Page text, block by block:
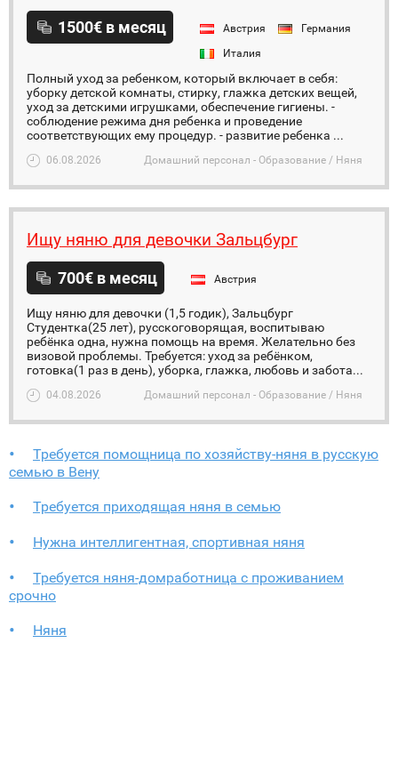
1500€ в месяц Австрия
Германия
Италия
Полный уход за ребенком, который включает в себя:
уборку детской комнаты, стирку, глажка детских вещей,
уход за детскими игрушками, обеспечение гигиены. -
соблюдение режима дня ребенка и проведение
соответствующих ему процедур. - развитие ребенка ...
06.08.2026 Домашний персонал - Образование / Няня
Ищу няню для девочки Зальцбург
700€ в месяц Австрия
Ищу няню для девочки (1,5 годик), Зальцбург
Студентка(25 лет), русскоговорящая, воспитываю
ребёнка одна, нужна помощь на время. Желательно без
визовой проблемы. Требуется: уход за ребёнком,
готовка(1 раз в день), уборка, глажка, любовь и забота...
04.08.2026 Домашний персонал - Образование / Няня
Требуется помощница по хозяйству-няня в русскую
семью в Вену
Требуется приходящая няня в семью
Нужна интеллигентная, спортивная няня
Требуется няня-домработница с проживанием
срочно
Няня